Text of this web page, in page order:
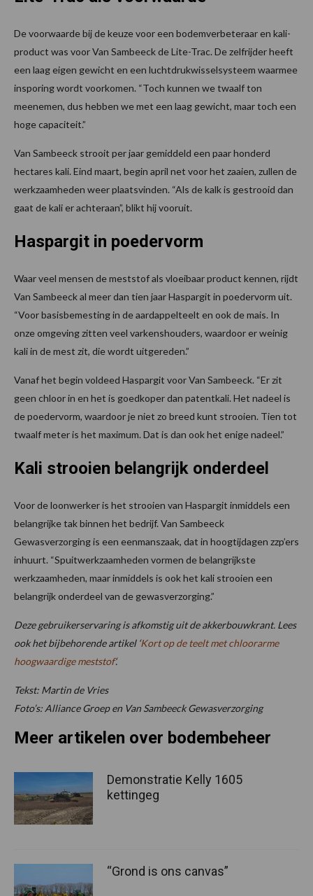
De voorwaarde bij de keuze voor een bodemverbeteraar en kali-
product was voor Van Sambeeck de Lite-Trac. De zelfrijder heeft
een laag eigen gewicht en een luchtdrukwisselsysteem waarmee
insporing wordt voorkomen. “Toch kunnen we twaalf ton
meenemen, dus hebben we met een laag gewicht, maar toch een
hoge capaciteit.”
Van Sambeeck strooit per jaar gemiddeld een paar honderd
hectares kali. Eind maart, begin april net voor het zaaien, zullen de
werkzaamheden weer plaatsvinden. “Als de kalk is gestrooid dan
gaat de kali er achteraan”, blikt hij vooruit.
Haspargit in poedervorm
Waar veel mensen de meststof als vloeibaar product kennen, rijdt
Van Sambeeck al meer dan tien jaar Haspargit in poedervorm uit.
“Voor basisbemesting in de aardappelteelt en ook de mais. In
onze omgeving zitten veel varkenshouders, waardoor er weinig
kali in de mest zit, die wordt uitgereden.”
Vanaf het begin voldeed Haspargit voor Van Sambeeck. “Er zit
geen chloor in en het is goedkoper dan patentkali. Het nadeel is
de poedervorm, waardoor je niet zo breed kunt strooien. Tien tot
twaalf meter is het maximum. Dat is dan ook het enige nadeel.”
Kali strooien belangrijk onderdeel
Voor de loonwerker is het strooien van Haspargit inmiddels een
belangrijke tak binnen het bedrijf. Van Sambeeck
Gewasverzorging is een eenmanszaak, dat in hoogtijdagen zzp’ers
inhuurt. “Spuitwerkzaamheden vormen de belangrijkste
werkzaamheden, maar inmiddels is ook het kali strooien een
belangrijk onderdeel van de gewasverzorging.”
Deze gebruikerservaring is afkomstig uit de akkerbouwkrant. Lees
ook het bijbehorende artikel ‘Kort op de teelt met chloorarme
hoogwaardige meststof‘.
Tekst: Martin de Vries
Foto’s: Alliance Groep en Van Sambeeck Gewasverzorging
Meer artikelen over bodembeheer
Demonstratie Kelly 1605
kettingeg
“Grond is ons canvas”